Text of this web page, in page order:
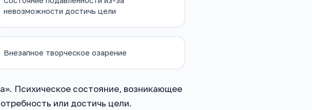
невозможности достичь цели
Внезапное творческое озарение
Психическое состояние, возникающее
или достичь цели.